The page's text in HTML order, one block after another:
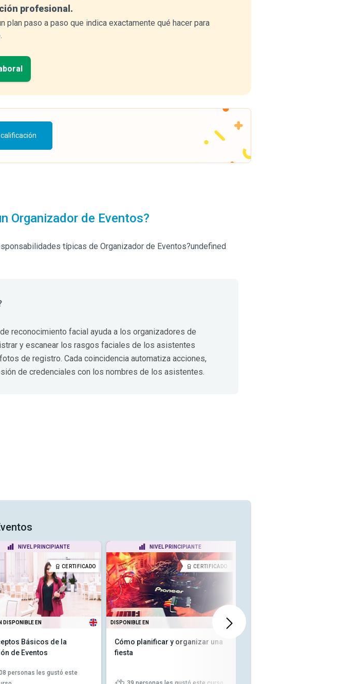
profesional.
plan paso a paso que indica exactamente qué hacer para
Organizador de Eventos?
típicas de Organizador de Eventos?undefined
reconocimiento facial ayuda a los organizadores de
y escanear los rasgos faciales de los asistentes
de registro. Cada coincidencia automatiza acciones,
de credenciales con los nombres de los asistentes.
NIVEL PRINCIPIANTE
CERTIFICADO
DISPONIBLE EN
Básicos de la
de Eventos
personas les gustó este
NIVEL PRINCIPIANTE
CERTIFICADO
DISPONIBLE EN
Cómo planificar y organizar una
fiesta